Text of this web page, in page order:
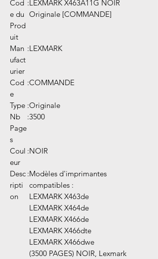
Cod
e du
Prod
uit
:LEXMARK X463A11G NOIR
Originale [COMMANDE]
Man
ufact
urier
:LEXMARK
Cod
e
:COMMANDE
Type :Originale
Nb
Page
s
:3500
Coul
eur
:NOIR
Desc
ripti
on
:Modèles d'imprimantes
compatibles :
LEXMARK X463de
LEXMARK X464de
LEXMARK X466de
LEXMARK X466dte
LEXMARK X466dwe
(3500 PAGES) NOIR, Lexmark